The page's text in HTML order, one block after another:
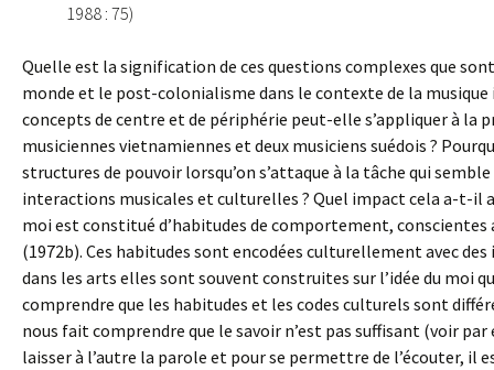
1988 : 75)
Quelle est la signification de ces questions complexes que
monde et le post-colonialisme dans le contexte de la
concepts de centre et de périphérie peut-elle s’appliquer à la
musiciennes vietnamiennes et deux musiciens suédois ?
structures de pouvoir lorsqu’on s’attaque à la tâche qui
interactions musicales et culturelles ? Quel impact cela a-t-il
moi est constitué d’habitudes de comportement, conscientes
(1972b). Ces habitudes sont encodées culturellement avec
dans les arts elles sont souvent construites sur l’idée du moi
comprendre que les habitudes et les codes culturels sont
nous fait comprendre que le savoir n’est pas suffisant (voir
laisser à l’autre la parole et pour se permettre de l’écouter, il